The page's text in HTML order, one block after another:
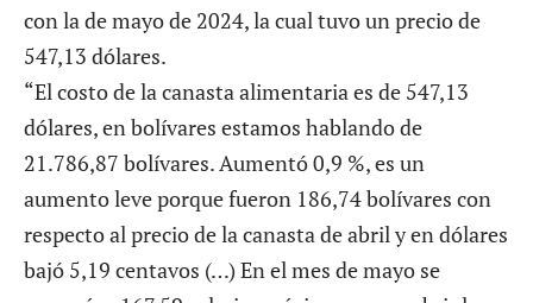
con la demayo de 2024, la cual tuvo un precio de
547,13 dólares.
“El costo de la canasta alimentaria es de 547,13
dólares, en bolívares estamos hablando de
21.786,87 bolívares. Aumentó 0,9 %, es un
aumento leve porque fueron 186,74 bolívares con
respecto al precio de la canasta de abril y en dólares
bajó 5,19 centavos (…) En el mes de mayo se